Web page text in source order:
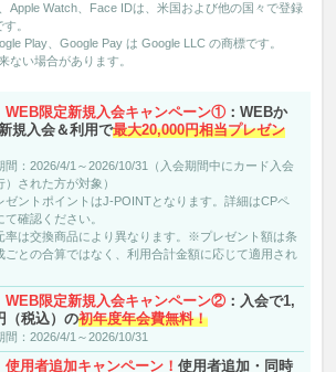
Apple Watch、Face IDは、米国および他の国々で登録
。
Play、Google Pay は Google LLC の商標です。
ない場合があります。
WEB限定新規入会キャンペーン① ：WEBか
規入会＆利用で最大20,000円相当プレゼン
間：2026/4/1～2026/10/31（入会期間中にカード入会
）された方が対象）
ントポイントはJ-POINTとなります。詳細はCPペ
て確認ください。
は交換商品により異なります。※プレゼント額は条
ごとの合算ではなく、利用合計金額に応じて適用され
WEB限定新規入会キャンペーン② ：入会で1,
（税込）の初年度年会費無料！
間：2026/4/1～2026/10/31
使用者追加キャンペーン！使用者追加・同時